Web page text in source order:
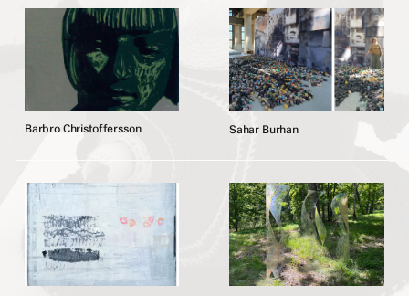
Barbro Christoffersson Sahar Burhan